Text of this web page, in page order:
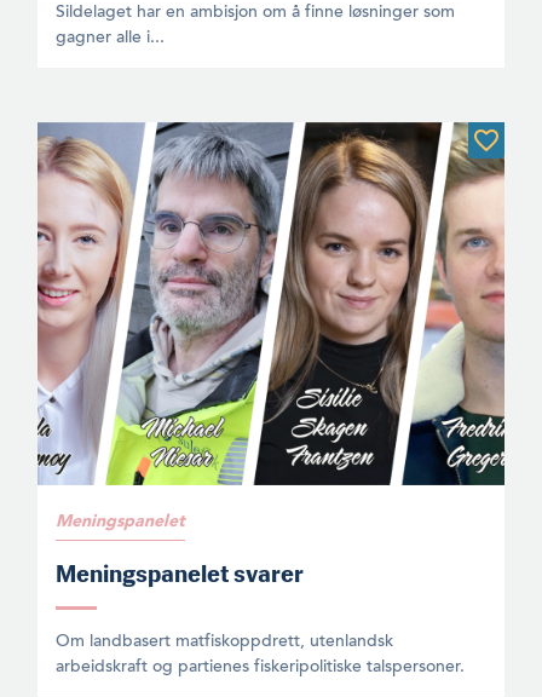
Sildelaget har en ambisjon om å finne løsninger som
gagner alle i...
Meningspanelet
Meningspanelet svarer
Om landbasert matfiskoppdrett, utenlandsk
arbeidskraft og partienes fiskeripolitiske talspersoner.